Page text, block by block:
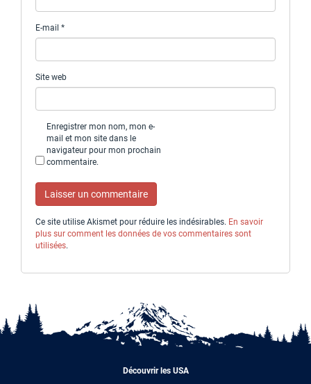
E-mail *
Site web
Enregistrer mon nom, mon e-
mail et mon site dans le
navigateur pour mon prochain
commentaire.
Ce site utilise Akismet pour réduire les indésirables. En savoir
plus sur comment les données de vos commentaires sont
utilisées.
Découvrir les USA